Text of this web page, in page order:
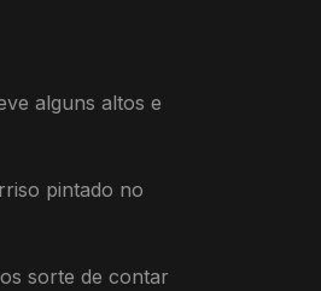
alguns altos e
pintado no
sorte de contar